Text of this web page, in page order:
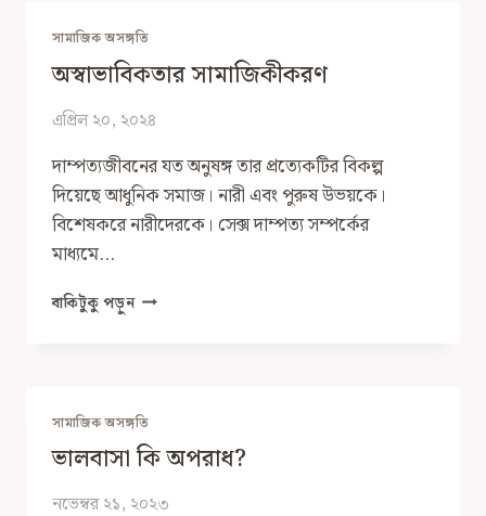
না
কিম্বা
দেয়ার
সামলাতে
সামাজিক অসঙ্গতি
অস্বাভাবিকতার সামাজিকীকরণ
এপ্রিল ২০, ২০২৪
দাম্পত্যজীবনের যত অনুষঙ্গ তার প্রত্যেকটির বিকল্প
দিয়েছে আধুনিক সমাজ। নারী এবং পুরুষ উভয়কে।
বিশেষকরে নারীদেরকে। সেক্স দাম্পত্য সম্পর্কের
মাধ্যমে…
বাকিটুকু পড়ুনঅস্বাভাবিকতার
সামাজিক অসঙ্গতি
ভালবাসা কি অপরাধ?
নভেম্বর ২১, ২০২৩